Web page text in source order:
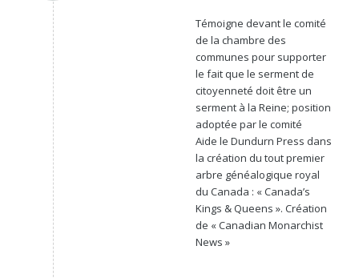
Témoigne devant le comité
de la chambre des
communes pour supporter
le fait que le serment de
citoyenneté doit être un
serment à la Reine; position
adoptée par le comité
Aide le Dundurn Press dans
la création du tout premier
arbre généalogique royal
du Canada : « Canada’s
Kings & Queens ». Création
de « Canadian Monarchist
News »